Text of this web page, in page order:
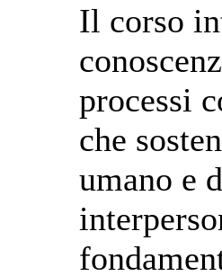
Il corso
processi
che
umano e